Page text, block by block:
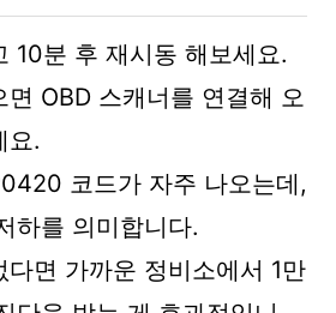
10분 후 재시동 해보세요.
OBD 스캐너를 연결해 오
요.
코드가 자주 나오는데,
하를 의미합니다.
다면 가까운 정비소에서 1만